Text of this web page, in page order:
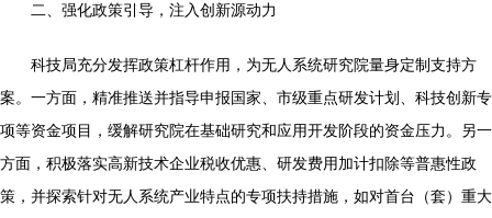
二、强化政策引导，注入创新源动力
科技局充分发挥政策杠杆作用，为无人系统研究院量身定制支持方
案。一方面，精准推送并指导申报国家、市级重点研发计划、科技创新专
项等资金项目，缓解研究院在基础研究和应用开发阶段的资金压力。另一
方面，积极落实高新技术企业税收优惠、研发费用加计扣除等普惠性政
策，并探索针对无人系统产业特点的专项扶持措施，如对首台（套）重大